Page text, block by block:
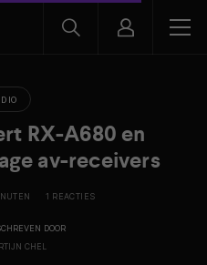
RX-A680 en
av-receivers
1 REACTIES
DOOR
CHEL